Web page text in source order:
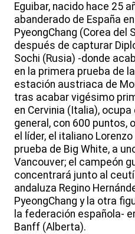
Eguibar, nacido hace 25
abanderado de España
PyeongChang (Corea del
después de capturar
Sochi (Rusia) -donde
en la primera prueba de
estación austriaca de
tras acabar vigésimo
en Cervinia (Italia),
general, con 600 puntos,
el líder, el italiano
prueba de Big White, a
Vancouver; el campeón
concentrará junto al
andaluza Regino
PyeongChang y la otra
la federación española-
Banff (Alberta).